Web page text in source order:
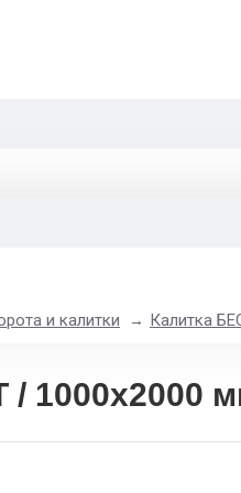
и калитки Калитка
1000x2000